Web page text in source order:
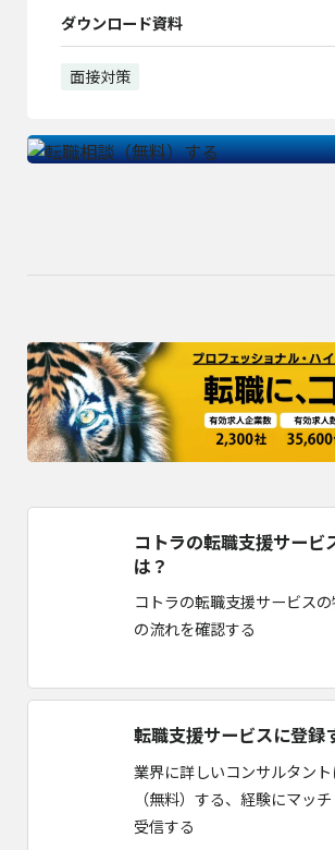
ダウンロード資料
面接対策
コトラの転職支援サービ
は？
コトラの転職支援サービス
の流れを確認する
転職支援サービスに登録
業界に詳しいコンサルタン
（無料）する、経験にマッ
受信する